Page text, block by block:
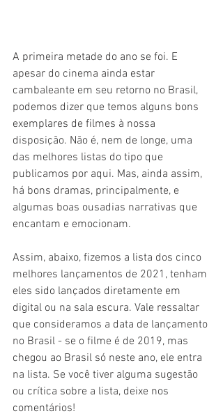
A primeira metade do ano se foi. E
apesar do cinema ainda estar
cambaleante em seu retorno no Brasil,
podemos dizer que temos alguns bons
exemplares de filmes à nossa
disposição. Não é, nem de longe, uma
das melhores listas do tipo que
publicamos por aqui. Mas, ainda assim,
há bons dramas, principalmente, e
algumas boas ousadias narrativas que
encantam e emocionam.
Assim, abaixo, fizemos a lista dos cinco
melhores lançamentos de 2021, tenham
eles sido lançados diretamente em
digital ou na sala escura. Vale ressaltar
que consideramos a data de lançamento
no Brasil - se o filme é de 2019, mas
chegou ao Brasil só neste ano, ele entra
na lista. Se você tiver alguma sugestão
ou crítica sobre a lista, deixe nos
comentários!